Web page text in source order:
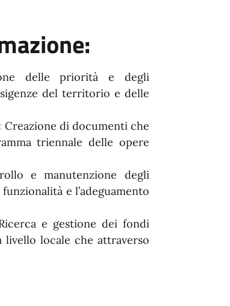
delle priorità e degli
del territorio e delle
Creazione di documenti che
triennale delle opere
e manutenzione degli
e l’adeguamento
e gestione dei fondi
livello locale che attraverso